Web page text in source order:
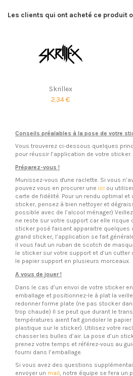
Les clients qui ont acheté ce produit
Skrillex
2,34 €
Conseils préalables à la pose de votre
Vous trouverez ci-dessous quelques
pour réussir l’application de votre sticker.
Préparez-vous !
Munissez-vous d'une raclette. Si vous
pouvez vous en procurer une ici ou
carte de fidélité. Pour un rendu optimal
sticker, pensez à bien nettoyer et
possible avec de l’alcool ménager)
ne reste sur votre support car elle risque
sticker posé faisant apparaitre quelques
grand sticker, l’application se fait
il vous faut un ruban de scotch de
le sticker sur votre support et d’un cutter
le papier support en plusieurs morceaux.
A vous de jouer !
Dans le cas d’un envoi de votre sticker
emballage et positionnez-le à plat la
redonner forme plate (ne pas stocker
trop chaude) Il se peut que durant le
températures aient fait gondoler le
plastique sur le sticker). Utilisez votre
chasser les bulles d’air. La pose d’un
prenez votre temps et référez-vous au
fourni dans l’emballage.
Si vous avez des questions
envoyer un mail, notre équipe se fera un